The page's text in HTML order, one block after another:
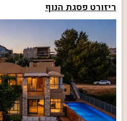
ריזורט פסגת הנוף